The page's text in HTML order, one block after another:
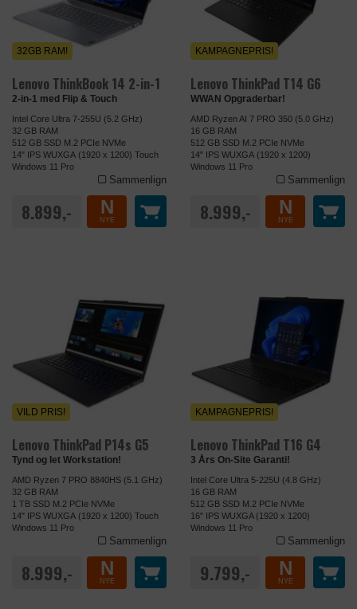
Lenovo ThinkBook 14 2-in-1
2-in-1 med Flip & Touch
32GB RAM!
Intel Core Ultra 7-255U (5.2 GHz)
32 GB RAM
512 GB SSD M.2 PCIe NVMe
14" IPS WUXGA (1920 x 1200) Touch
Windows 11 Pro
Sammenlign
8.899,- N
NYE
Lenovo ThinkPad T14 G6
WWAN Opgraderbar!
KAMPAGNEPRIS!
AMD Ryzen AI 7 PRO 350 (5.0 GHz)
16 GB RAM
512 GB SSD M.2 PCIe NVMe
14" IPS WUXGA (1920 x 1200)
Windows 11 Pro
Sammenlign
8.999,- N
NYE
Lenovo ThinkPad P14s G5
Tynd og let Workstation!
VILD PRIS!
AMD Ryzen 7 PRO 8840HS (5.1 GHz)
32 GB RAM
1 TB SSD M.2 PCIe NVMe
14" IPS WUXGA (1920 x 1200) Touch
Windows 11 Pro
Sammenlign
8.999,- N
NYE
Lenovo ThinkPad T16 G4
3 Års On-Site Garanti!
KAMPAGNEPRIS!
Intel Core Ultra 5-225U (4.8 GHz)
16 GB RAM
512 GB SSD M.2 PCIe NVMe
16" IPS WUXGA (1920 x 1200)
Windows 11 Pro
Sammenlign
9.799,- N
NYE